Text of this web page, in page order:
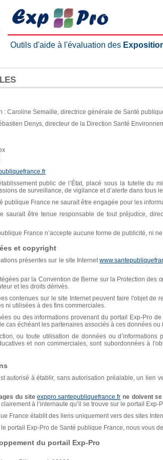
Outils d'aide à l'évaluation des
: Caroline Semaille, directrice générale de Santé
Denys, directeur de la Direction Santé
public de l’État, placé sous la tutelle du
de surveillance, de vigilance et d’alerte dans tous
publique France ne saurait être engagée pour les
saurait être tenue responsable de tout préjudice,
France n’accepte aucune forme de publicité, ni
et copyright
présentes sur le site Internet
par la Convention de Berne sur la Protection
et les droits dérivés.
contenues sur le site Internet peuvent faire l'objet
ni utilisées à des fins commerciales.
ou des informations provenant du portail Exp-Pro
cas échéant les partenaires associés à ces données ou
ou toute utilisation de données ou
et non commerciales, sont subordonnées à
autorisé à établir, sans autorisation préalable, un lien
du siteexppro.santepubliquefrance.fr ne doivent
à l’internaute qu’il se trouve sur le portail
France établit des liens uniquement vers des sites
portail Exp-Pro de Santé publique France, nous vous
du portail Exp-Pro